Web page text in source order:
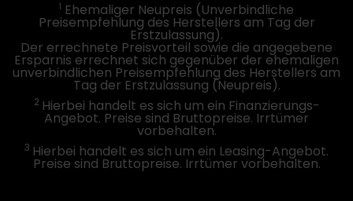
1 Ehemaliger Neupreis (Unverbindliche
Preisempfehlung des Herstellers am Tag der
Erstzulassung).
Der errechnete Preisvorteil sowie die angegebene
Ersparnis errechnet sich gegenüber der ehemaligen
unverbindlichen Preisempfehlung des Herstellers am
Tag der Erstzulassung (Neupreis).
2 Hierbei handelt es sich um ein Finanzierungs-
Angebot. Preise sind Bruttopreise. Irrtümer
vorbehalten.
3 Hierbei handelt es sich um ein Leasing-Angebot.
Preise sind Bruttopreise. Irrtümer vorbehalten.